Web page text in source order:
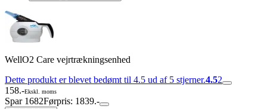
WellO2 Care vejrtrækningsenhed
Dette produkt er blevet bedømt til 4.5 ud af 5 stjerner.4.52
158.-Ekskl. moms
Spar 1682Førpris: 1839.-